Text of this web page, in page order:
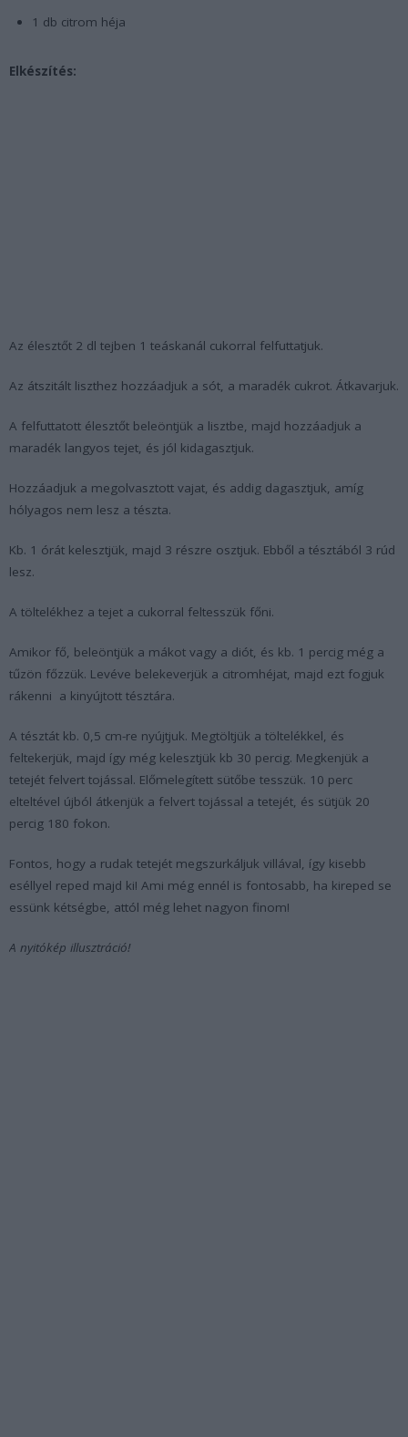
1 db citrom héja
Elkészítés:
Az élesztőt 2 dl tejben 1 teáskanál cukorral felfuttatjuk.
Az átszitált liszthez hozzáadjuk a sót, a maradék cukrot. Átkavarjuk.
A felfuttatott élesztőt beleöntjük a lisztbe, majd hozzáadjuk a
maradék langyos tejet, és jól kidagasztjuk.
Hozzáadjuk a megolvasztott vajat, és addig dagasztjuk, amíg
hólyagos nem lesz a tészta.
Kb. 1 órát kelesztjük, majd 3 részre osztjuk. Ebből a tésztából 3 rúd
lesz.
A töltelékhez a tejet a cukorral feltesszük főni.
Amikor fő, beleöntjük a mákot vagy a diót, és kb. 1 percig még a
tűzön főzzük. Levéve belekeverjük a citromhéjat, majd ezt fogjuk
rákenni a kinyújtott tésztára.
A tésztát kb. 0,5 cm-re nyújtjuk. Megtöltjük a töltelékkel, és
feltekerjük, majd így még kelesztjük kb 30 percig. Megkenjük a
tetejét felvert tojással. Előmelegített sütőbe tesszük. 10 perc
elteltével újból átkenjük a felvert tojással a tetejét, és sütjük 20
percig 180 fokon.
Fontos, hogy a rudak tetejét megszurkáljuk villával, így kisebb
eséllyel reped majd ki! Ami még ennél is fontosabb, ha kireped se
essünk kétségbe, attól még lehet nagyon finom!
A nyitókép illusztráció!